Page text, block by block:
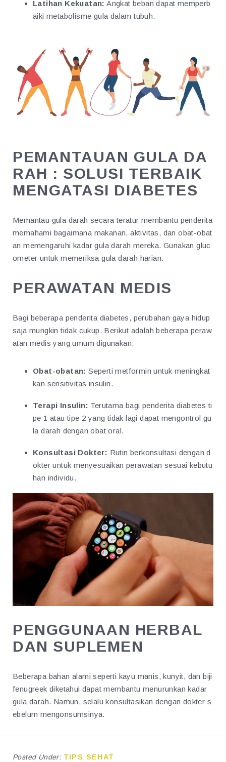
Latihan Kekuatan: Angkat beban dapat memperb
aiki metabolisme gula dalam tubuh.
PEMANTAUAN GULA DA
RAH : SOLUSI TERBAIK
MENGATASI DIABETES
Memantau gula darah secara teratur membantu penderita
memahami bagaimana makanan, aktivitas, dan obat-obat
an memengaruhi kadar gula darah mereka. Gunakan gluc
ometer untuk memeriksa gula darah harian.
PERAWATAN MEDIS
Bagi beberapa penderita diabetes, perubahan gaya hidup
saja mungkin tidak cukup. Berikut adalah beberapa peraw
atan medis yang umum digunakan:
Obat-obatan: Seperti metformin untuk meningkat
kan sensitivitas insulin.
Terapi Insulin: Terutama bagi penderita diabetes ti
pe 1 atau tipe 2 yang tidak lagi dapat mengontrol gu
la darah dengan obat oral.
Konsultasi Dokter: Rutin berkonsultasi dengan d
okter untuk menyesuaikan perawatan sesuai kebutu
han individu.
PENGGUNAAN HERBAL
DAN SUPLEMEN
Beberapa bahan alami seperti kayu manis, kunyit, dan biji
fenugreek diketahui dapat membantu menurunkan kadar
gula darah. Namun, selalu konsultasikan dengan dokter s
ebelum mengonsumsinya.
Posted Under: TIPS SEHAT